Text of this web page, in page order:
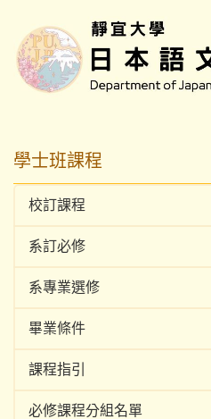
主
要
學士班課程
校訂課程
系訂必修
系專業選修
畢業條件
課程指引
必修課程分組名單